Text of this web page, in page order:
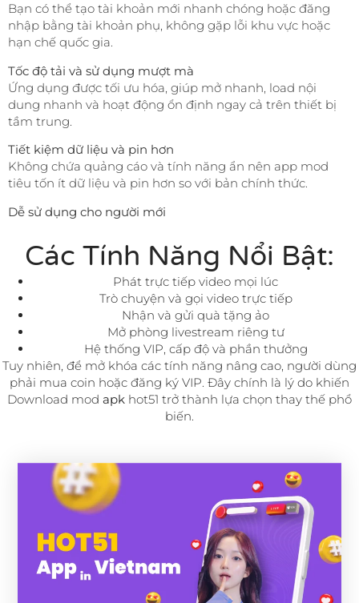
Bạn có thể tạo tài khoản mới nhanh chóng hoặc đăng
nhập bằng tài khoản phụ, không gặp lỗi khu vực hoặc
hạn chế quốc gia.
Tốc độ tải và sử dụng mượt mà
Ứng dụng được tối ưu hóa, giúp mở nhanh, load nội
dung nhanh và hoạt động ổn định ngay cả trên thiết bị
tầm trung.
Tiết kiệm dữ liệu và pin hơn
Không chứa quảng cáo và tính năng ẩn nên app mod
tiêu tốn ít dữ liệu và pin hơn so với bản chính thức.
Dễ sử dụng cho người mới
Các Tính Năng Nổi Bật:
Phát trực tiếp video mọi lúc
Trò chuyện và gọi video trực tiếp
Nhận và gửi quà tặng ảo
Mở phòng livestream riêng tư
Hệ thống VIP, cấp độ và phần thưởng
Tuy nhiên, để mở khóa các tính năng nâng cao, người dùng
phải mua coin hoặc đăng ký VIP. Đây chính là lý do khiến
Download mod apk hot51 trở thành lựa chọn thay thế phổ
biến.